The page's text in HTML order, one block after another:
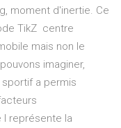
moment d'inertie. Ce
TikZ centre
mais non le
imaginer,
a permis
représente la